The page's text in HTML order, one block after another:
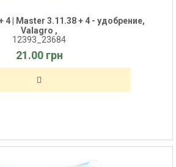
4 | Master 3.11.38 + 4 - удобрение,
Valagro ,
12393_23684
21.00 грн